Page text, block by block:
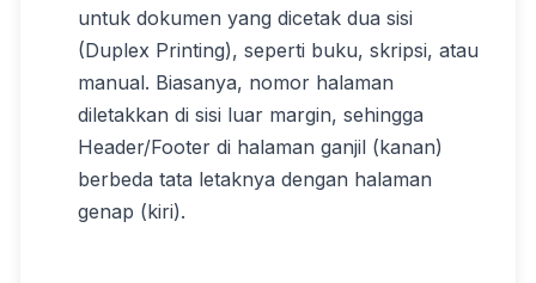
untuk dokumen yang dicetak dua sisi
(Duplex Printing), seperti buku, skripsi, atau
manual. Biasanya, nomor halaman
diletakkan di sisi luar margin, sehingga
Header/Footer di halaman ganjil (kanan)
berbeda tata letaknya dengan halaman
genap (kiri).